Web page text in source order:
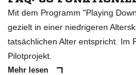
Mit dem Programm "Playing
gezielt in einer niedrigeren
tatsächlichen Alter entspricht. Im
Pilotprojekt.
Mehr lesen